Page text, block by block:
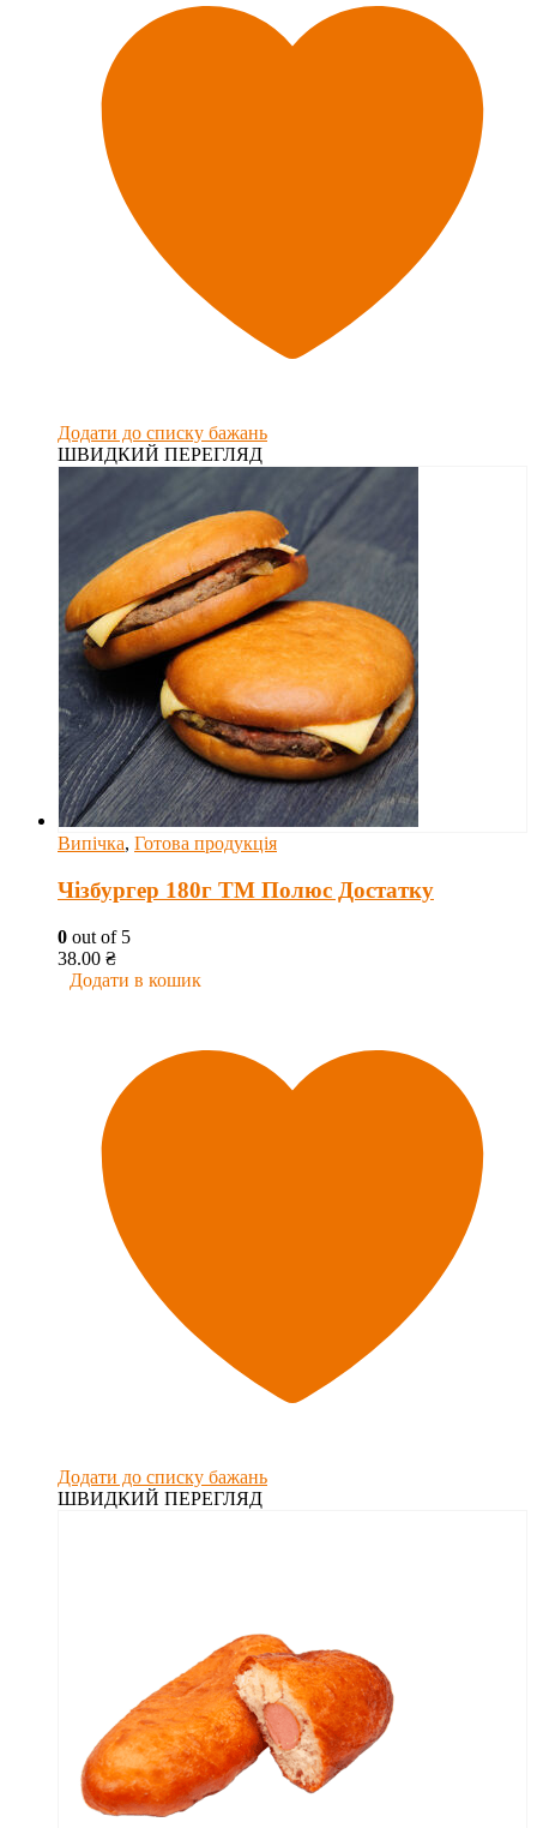
Додати до списку бажань
ШВИДКИЙ ПЕРЕГЛЯД
Випічка, Готова продукція
Чізбургер 180г ТМ Полюс Достатку
0 out of 5
38.00 ₴
Додати в кошик
Додати до списку бажань
ШВИДКИЙ ПЕРЕГЛЯД